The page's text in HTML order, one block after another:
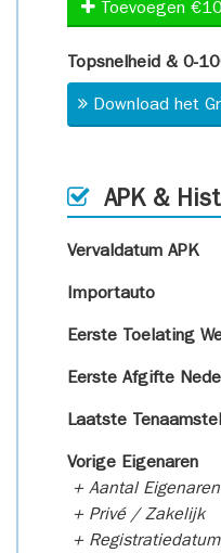
Toevoegen €10
Topsnelheid & 0-
Download het
APK &
Vervaldatum APK
Importauto
Eerste Toelating
Eerste Afgifte
Laatste
Vorige Eigenaren
+ Aantal Eigenaren
+ Privé / Zakelijk
+